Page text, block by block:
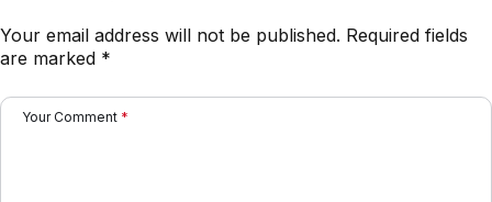
Your email address will not be published. Required fields
are marked *
Your Comment *